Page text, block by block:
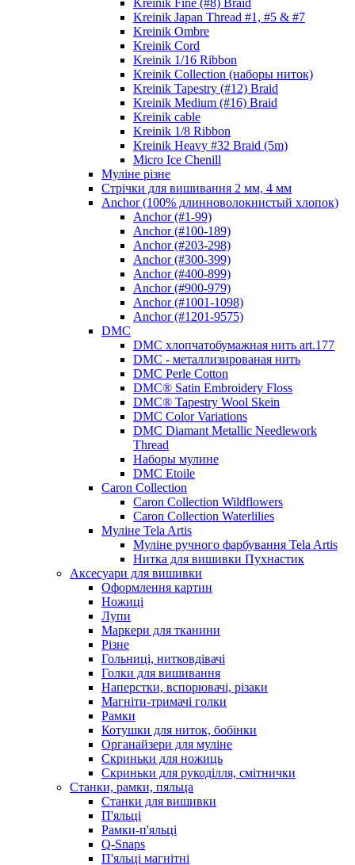
Kreinik Japan Thread #1, #5 & #7
Kreinik Ombre
Kreinik Cord
Kreinik 1/16 Ribbon
Kreinik Collection (наборы ниток)
Kreinik Tapestry (#12) Braid
Kreinik Medium (#16) Braid
Kreinik cable
Kreinik 1/8 Ribbon
Kreinik Heavy #32 Braid (5m)
Micro Ice Chenill
Муліне різне
Стрічки для вишивання 2 мм, 4 мм
Anchor (100% длинноволокнистый хлопок)
Anchor (#1-99)
Anchor (#100-189)
Anchor (#203-298)
Anchor (#300-399)
Anchor (#400-899)
Anchor (#900-979)
Anchor (#1001-1098)
Anchor (#1201-9575)
DMC
DMC хлопчатобумажная нить art.177
DMC - металлизированая нить
DMC Perle Cotton
DMC® Satin Embroidery Floss
DMC® Tapestry Wool Skein
DMC Color Variations
DMC Diamant Metallic Needlework
Thread
Наборы мулине
DMC Etoile
Caron Collection
Caron Collection Wildflowers
Caron Collection Waterlilies
Муліне Tela Artis
Муліне ручного фарбування Tela Artis
Нитка для вишивки Пухнастик
Аксесуари для вишивки
Оформлення картин
Ножиці
Лупи
Маркери для тканини
Різне
Гольниці, нитковдівачі
Голки для вишивання
Наперстки, вспорювачі, різаки
Магніти-тримачі голки
Рамки
Котушки для ниток, бобінки
Органайзери для муліне
Скриньки для ножиць
Скриньки для рукоділля, смітнички
Станки, рамки, пяльца
Станки для вишивки
П'яльці
Рамки-п'яльці
Q-Snaps
П'яльці магнітні